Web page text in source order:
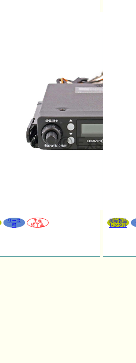
リース
可
生産
終了品
同等製品
レンタル